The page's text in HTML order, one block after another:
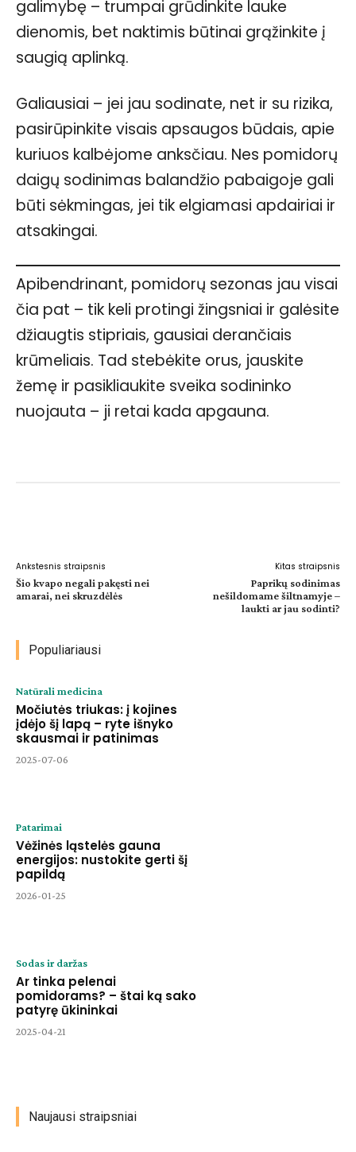
galimybę – trumpai grūdinkite lauke
dienomis, bet naktimis būtinai grąžinkite į
saugią aplinką.
Galiausiai – jei jau sodinate, net ir su rizika,
pasirūpinkite visais apsaugos būdais, apie
kuriuos kalbėjome anksčiau. Nes pomidorų
daigų sodinimas balandžio pabaigoje gali
būti sėkmingas, jei tik elgiamasi apdairiai ir
atsakingai.
Apibendrinant, pomidorų sezonas jau visai
čia pat – tik keli protingi žingsniai ir galėsite
džiaugtis stipriais, gausiai derančiais
krūmeliais. Tad stebėkite orus, jauskite
žemę ir pasikliaukite sveika sodininko
nuojauta – ji retai kada apgauna.
Ankstesnis straipsnis
Šio kvapo negali pakęsti nei
amarai, nei skruzdėlės
Kitas straipsnis
Paprikų sodinimas
nešildomame šiltnamyje –
laukti ar jau sodinti?
Populiariausi
Natūrali medicina
Močiutės triukas: į kojines
įdėjo šį lapą – ryte išnyko
skausmai ir patinimas
2025-07-06
Patarimai
Vėžinės ląstelės gauna
energijos: nustokite gerti šį
papildą
2026-01-25
Sodas ir daržas
Ar tinka pelenai
pomidorams? – štai ką sako
patyrę ūkininkai
2025-04-21
Naujausi straipsniai